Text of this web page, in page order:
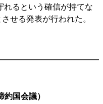
れるという確信が持てな
せる発表が行われた。
国会議）